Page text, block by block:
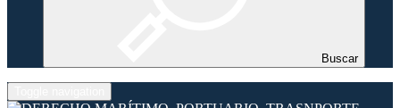
Buscar